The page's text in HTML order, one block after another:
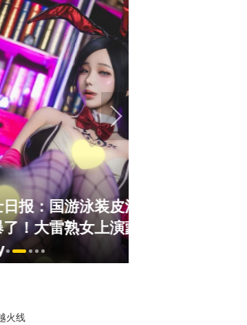
国游泳装皮涩度
雷熟女上演蒙眼
火线